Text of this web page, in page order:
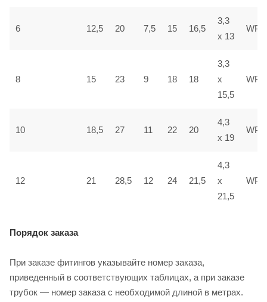
6 12,5 20 7,5 15 16,5
3,3
x 13
8 15 23 9 18 18
3,3
x
15,5
10 18,5 27 11 22 20
4,3
x 19
12 21 28,5 12 24 21,5
4,3
x
21,5
Порядок заказа
При заказе фитингов указывайте номер заказа,
приведенный в соответствующих таблицах, а при заказе
трубок — номер заказа с необходимой длиной в метрах.